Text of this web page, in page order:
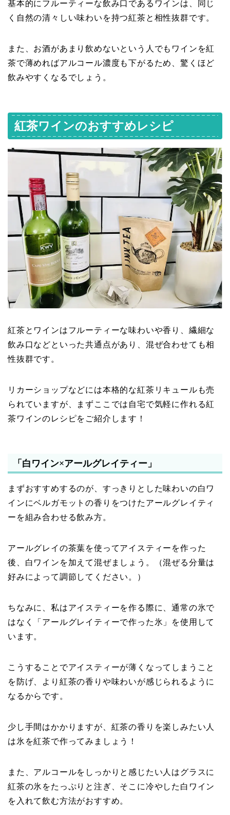
基本的にフルーティーな飲み口であるワインは、同じ
く自然の清々しい味わいを持つ紅茶と相性抜群です。
また、お酒があまり飲めないという人でもワインを紅
茶で薄めればアルコール濃度も下がるため、驚くほど
飲みやすくなるでしょう。
紅茶ワインのおすすめレシピ
紅茶とワインはフルーティーな味わいや香り、繊細な
飲み口などといった共通点があり、混ぜ合わせても相
性抜群です。
リカーショップなどには本格的な紅茶リキュールも売
られていますが、まずここでは自宅で気軽に作れる紅
茶ワインのレシピをご紹介します！
「白ワイン×アールグレイティー」
まずおすすめするのが、すっきりとした味わいの白ワ
インにベルガモットの香りをつけたアールグレイティ
ーを組み合わせる飲み方。
アールグレイの茶葉を使ってアイスティーを作った
後、白ワインを加えて混ぜましょう。（混ぜる分量は
好みによって調節してください。）
ちなみに、私はアイスティーを作る際に、通常の氷で
はなく「アールグレイティーで作った氷」を使用して
います。
こうすることでアイスティーが薄くなってしまうこと
を防げ、より紅茶の香りや味わいが感じられるように
なるからです。
少し手間はかかりますが、紅茶の香りを楽しみたい人
は氷を紅茶で作ってみましょう！
また、アルコールをしっかりと感じたい人はグラスに
紅茶の氷をたっぷりと注ぎ、そこに冷やした白ワイン
を入れて飲む方法がおすすめ。